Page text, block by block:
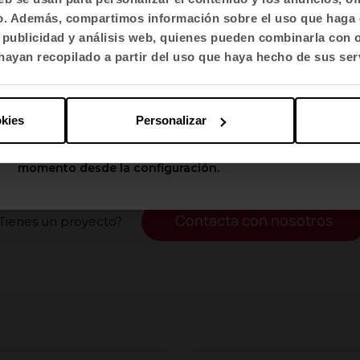
Además, compartimos información sobre el uso que
y análisis web, quienes pueden combinarla con
recopilado a partir del uso que haya hecho de sus
Personalizar
General del Servicio Público de Empleo
a determinadas piezas de mobiliario,
Cronaportanun toque distintivo y más
formación se opta por soluciones fácilmente
50.
un proyecto? Contacta con nosotros
Selecciona idioma
English US
Aplicar
momento desde la configuración.